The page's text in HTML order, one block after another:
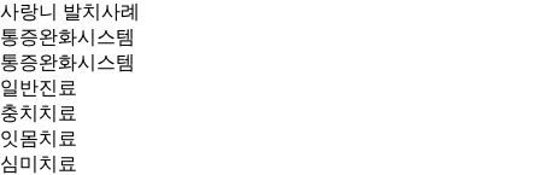
사랑니 발치사례
통증완화시스템
통증완화시스템
일반진료
충치치료
잇몸치료
심미치료